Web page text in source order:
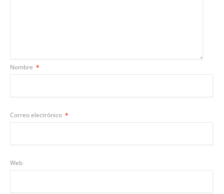
Nombre *
Correo electrónico *
Web